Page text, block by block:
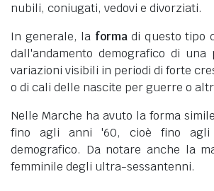
nubili, coniugati, vedovi e divorziati.
In generale, la formadi questo tipo
dall'andamento demografico di una
variazioni visibili in periodi di forte
o di cali delle nascite per guerre o
Nelle Marche ha avuto la forma
fino agli anni '60, cioè fino agli
demografico. Da notare anche la
femminile degli ultra-sessantenni.